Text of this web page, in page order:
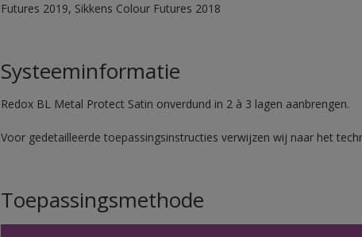
Futures 2019, Sikkens Colour Futures 2018
Systeeminformatie
Redox BL Metal Protect Satin onverdund in 2 à 3 lagen aanbrengen.
Voor gedetailleerde toepassingsinstructies verwijzen wij naar het
Toepassingsmethode